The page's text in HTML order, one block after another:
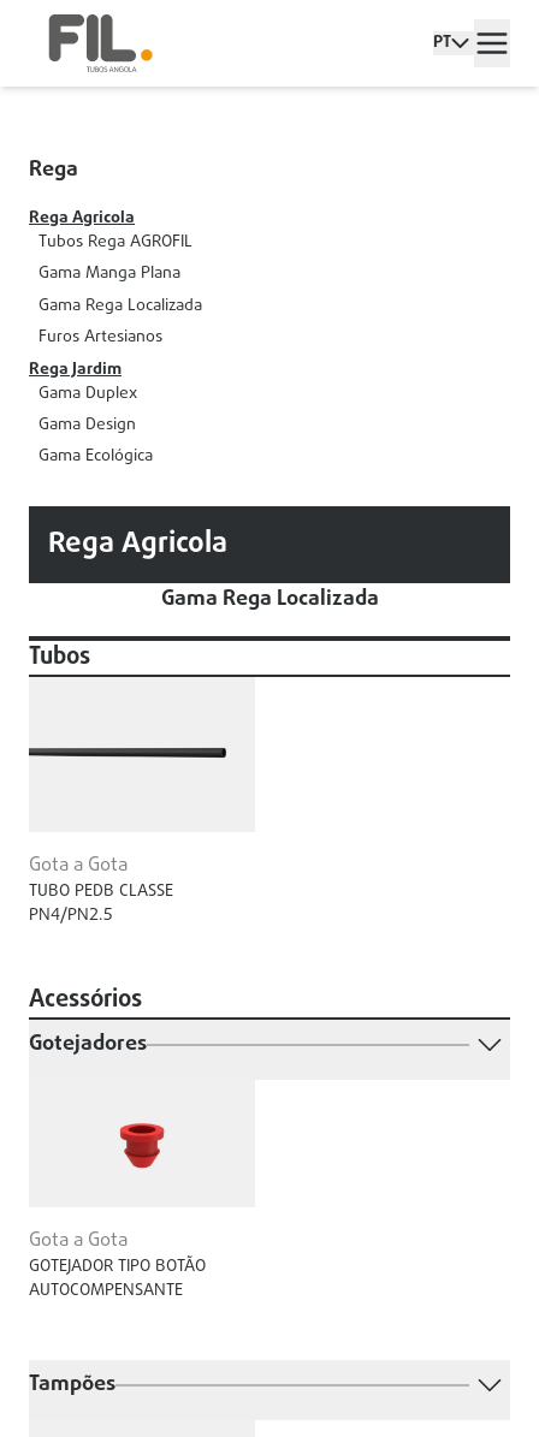
PT
Rega
Rega Agricola
Tubos Rega AGROFIL
Gama Manga Plana
Gama Rega Localizada
Furos Artesianos
Rega Jardim
Gama Duplex
Gama Design
Gama Ecológica
Rega Agricola
Gama Rega Localizada
Tubos
Gota a Gota
TUBO PEDB CLASSE
PN4/PN2.5
Acessórios
Gotejadores
Gota a Gota
GOTEJADOR TIPO BOTÃO
AUTOCOMPENSANTE
Tampões